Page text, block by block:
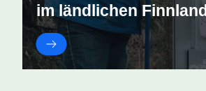
im ländlichen Finnland